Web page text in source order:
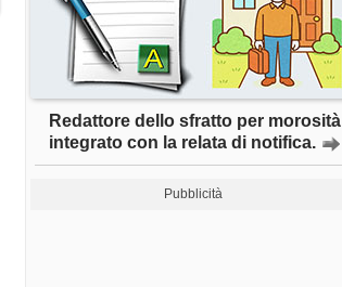
Redattore dello sfratto per morosità
integrato con la relata di notifica.
Pubblicità